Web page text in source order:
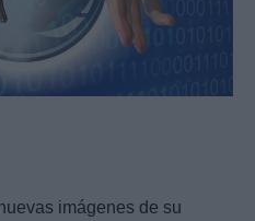
imágenes de su